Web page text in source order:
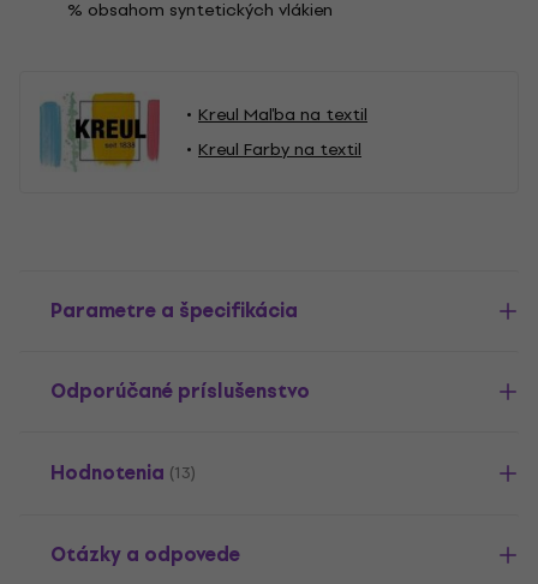
% obsahom syntetických vlákien
Kreul Maľba na textil
Kreul Farby na textil
Parametre a špecifikácia
Odporúčané príslušenstvo
Hodnotenia (13)
Otázky a odpovede